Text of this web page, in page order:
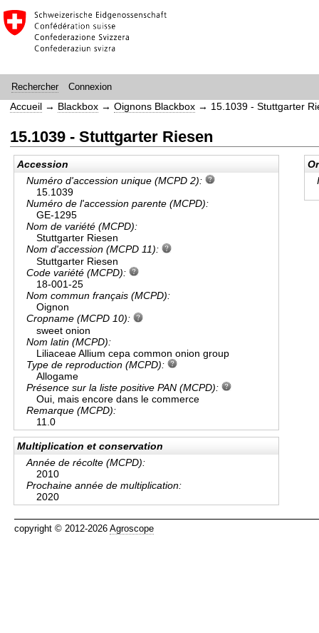
Rechercher Connexion
Accueil → Blackbox →Oignons Blackbox → 15.1039 - Stuttgarter
15.1039 - Stuttgarter Riesen
Accession
Numéro d'accession unique (MCPD 2):
15.1039
Numéro de l'accession parente (MCPD):
GE-1295
Nom de variété (MCPD):
Stuttgarter Riesen
Nom d'accession (MCPD 11):
Stuttgarter Riesen
Code variété (MCPD):
18-001-25
Nom commun français (MCPD):
Oignon
Cropname (MCPD 10):
sweet onion
Nom latin (MCPD):
Liliaceae Allium cepa common onion group
Type de reproduction (MCPD):
Allogame
Présence sur la liste positive PAN (MCPD):
Oui, mais encore dans le commerce
Remarque (MCPD):
11.0
Multiplication et conservation
Année de récolte (MCPD):
2010
Prochaine année de multiplication:
2020
copyright © 2012-2026 Agroscope